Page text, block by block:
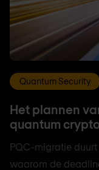
Quantum Security
Het plannen
quantum
PQC-migratie
waarom de